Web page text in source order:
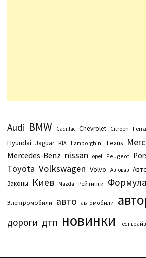
Audi BMW Cadillac Chevrolet Citroen
Hyundai Jaguar KIA Lamborghini Lexus
Mercedes-Benz nissan opel Peugeot
Toyota Volkswagen Volvo Автоваз
Законы Киев Маzda Рейтинги
Электромобили авто автомобили
дороги дтп новинки тест драйв